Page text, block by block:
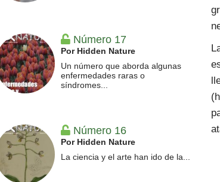
Número 17
Por Hidden Nature
Un número que aborda algunas
enfermedades raras o
síndromes...
Número 16
Por Hidden Nature
La ciencia y el arte han ido de la...